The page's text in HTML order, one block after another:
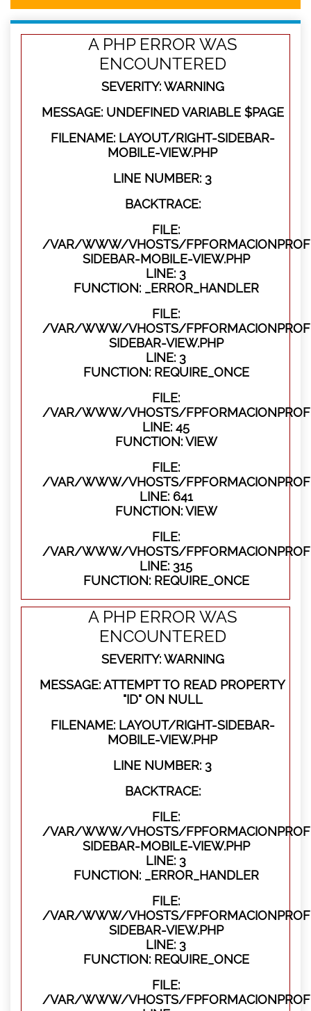
A PHP ERROR WAS
ENCOUNTERED
SEVERITY: WARNING
MESSAGE: UNDEFINED VARIABLE $PAGE
FILENAME: LAYOUT/RIGHT-SIDEBAR-
MOBILE-VIEW.PHP
LINE NUMBER: 3
BACKTRACE:
FILE:
/VAR/WWW/VHOSTS/
SIDEBAR-MOBILE-VIEW.PHP
LINE: 3
FUNCTION: _ERROR_HANDLER
FILE:
/VAR/WWW/VHOSTS/
SIDEBAR-VIEW.PHP
LINE: 3
FUNCTION: REQUIRE_ONCE
FILE:
/VAR/WWW/VHOSTS/
LINE: 45
FUNCTION: VIEW
FILE:
/VAR/WWW/VHOSTS/
LINE: 641
FUNCTION: VIEW
FILE:
/VAR/WWW/VHOSTS/
LINE: 315
FUNCTION: REQUIRE_ONCE
A PHP ERROR WAS
ENCOUNTERED
SEVERITY: WARNING
MESSAGE: ATTEMPT TO READ PROPERTY
"ID" ON NULL
FILENAME: LAYOUT/RIGHT-SIDEBAR-
MOBILE-VIEW.PHP
LINE NUMBER: 3
BACKTRACE:
FILE:
/VAR/WWW/VHOSTS/
SIDEBAR-MOBILE-VIEW.PHP
LINE: 3
FUNCTION: _ERROR_HANDLER
FILE:
/VAR/WWW/VHOSTS/
SIDEBAR-VIEW.PHP
LINE: 3
FUNCTION: REQUIRE_ONCE
FILE:
/VAR/WWW/VHOSTS/